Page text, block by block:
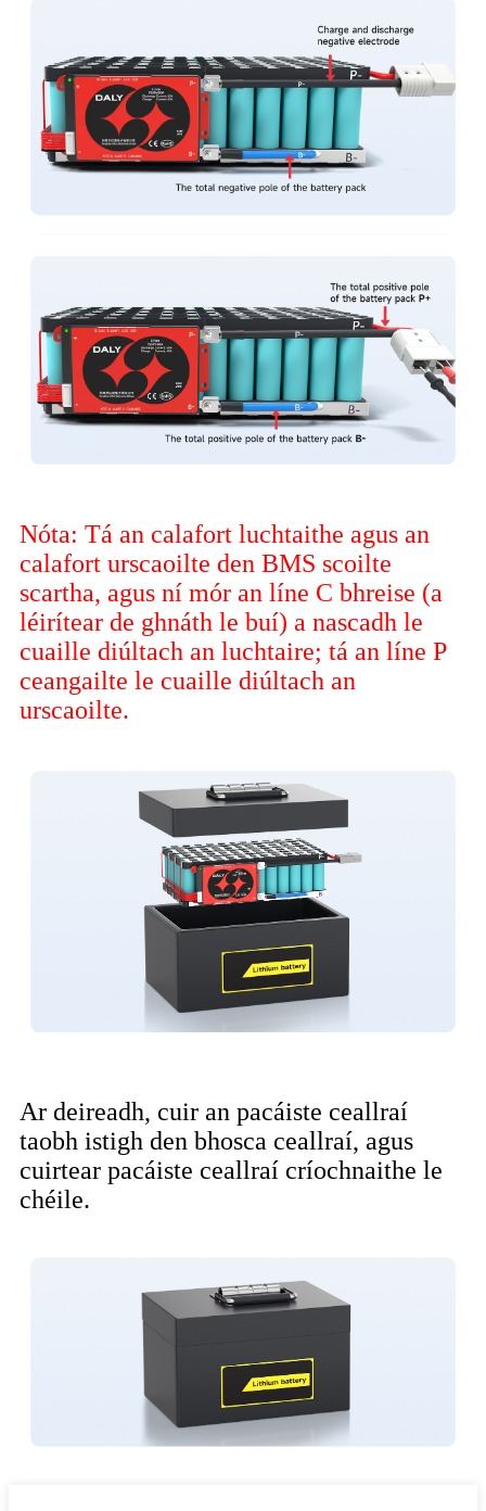
Nóta: Tá an calafort luchtaithe agus an
calafort urscaoilte den BMS scoilte
scartha, agus ní mór an líne C bhreise (a
léirítear de ghnáth le buí) a nascadh le
cuaille diúltach an luchtaire; tá an líne P
ceangailte le cuaille diúltach an
urscaoilte.
Ar deireadh, cuir an pacáiste ceallraí
taobh istigh den bhosca ceallraí, agus
cuirtear pacáiste ceallraí críochnaithe le
chéile.